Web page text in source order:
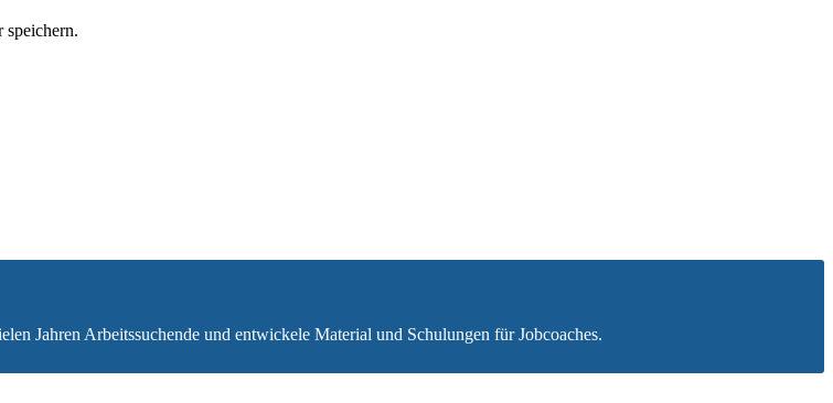
speichern.
Jahren Arbeitssuchende und entwickele Material und Schulungen für Jobcoaches.